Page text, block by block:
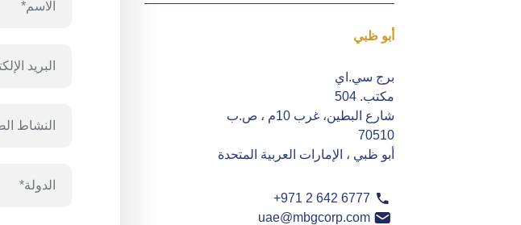
أبو ظبي
برج سي.اي
مكتب. 504
شارع البطين، غرب 10م ، ص.ب
70510
أبو ظبي ، الإمارات العربية المتحدة
+971 2 642 6777
uae@mbgcorp.com